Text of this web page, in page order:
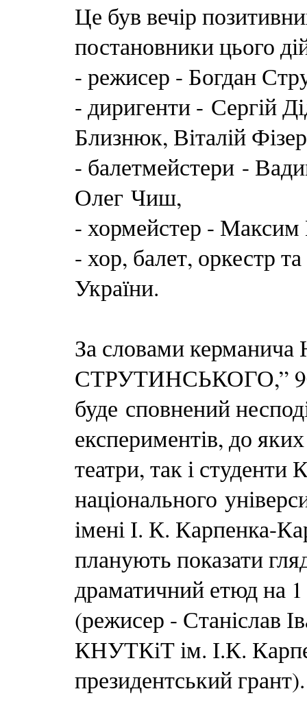
Це був вечір
постановники цього
- режисер - Богдан
- диригенти - Сергій
Близнюк, Віталій
- балетмейстери -
Олег Чиш,
- хормейстер - Максим
- хор, балет, оркестр
України.
За словами керманича
СТРУТИНСЬКОГО,”
буде сповнений
експериментів, до яких
театри, так і студенти
національного
імені І. К. Карпенка-
планують показати
драматичний етюд на
(режисер - Станіслав
КНУТКіТ ім. І.К.
президентський грант).